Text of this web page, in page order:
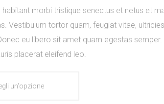
habitant morbi tristique senectus et netus et
Vestibulum tortor quam, feugiat vitae,
eu libero sit amet quam egestas
placerat eleifend leo.